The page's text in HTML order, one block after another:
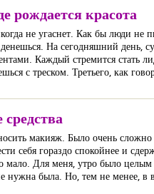
рождается красота
не угаснет. Как бы люди
На сегодняшний день,
Каждый стремится стать
с треском. Третьего, как
макияж. Было очень
себя гораздо спокойнее и
Для меня, утро было целым
нужна была. Но, тем не менее, в